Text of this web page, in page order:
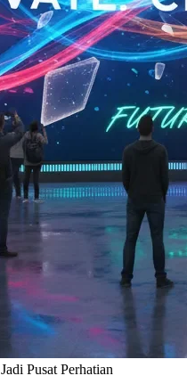
Pusat Perhatian